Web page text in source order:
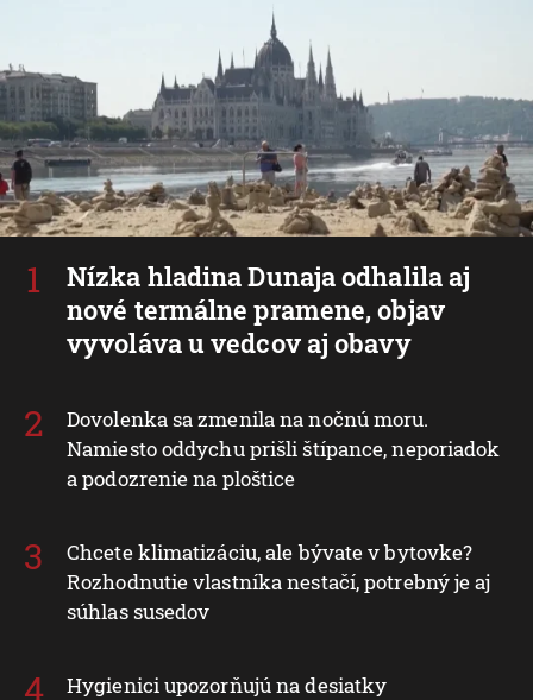
Nízka hladina Dunaja odhalila aj
nové termálne pramene, objav
vyvoláva u vedcov aj obavy
Dovolenka sa zmenila na nočnú moru.
Namiesto oddychu prišli štípance, neporiadok
a podozrenie na ploštice
Chcete klimatizáciu, ale bývate v bytovke?
Rozhodnutie vlastníka nestačí, potrebný je aj
súhlas susedov
Hygienici upozorňujú na desiatky